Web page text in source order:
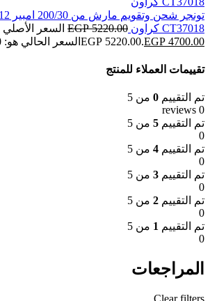
CT37018 كراون
EGP5220.00
السعر الأصلي
EGP 5220.00.EGP 4700.00 السعر الحالي هو: EGP 4700.00.
تقييمات العملاء للمنتج
تم التقييم 0 من 5
0 reviews
تم التقييم 5 من 5
0
تم التقييم 4 من 5
0
تم التقييم 3 من 5
0
تم التقييم 2 من 5
0
تم التقييم 1 من 5
0
المراجعات
Clear filters